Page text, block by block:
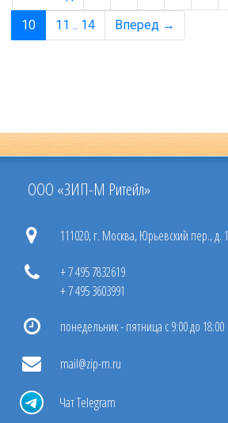
10
11 .. 14 Вперед →
ООО «ЗИП-М Ритейл»
111020, г. Москва, Юрьевский пер., д.
+ 7 495 7832619
+ 7 495 3603991
понедельник - пятница с 9:00 до 18:00
mail@zip-m.ru
Чат Telegram